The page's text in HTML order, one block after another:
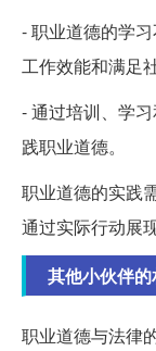
- 职业道德的学
工作效能和满足
- 通过培训、学
践职业道德。
职业道德的实践
通过实际行动展
其他小伙伴的
职业道德与法律